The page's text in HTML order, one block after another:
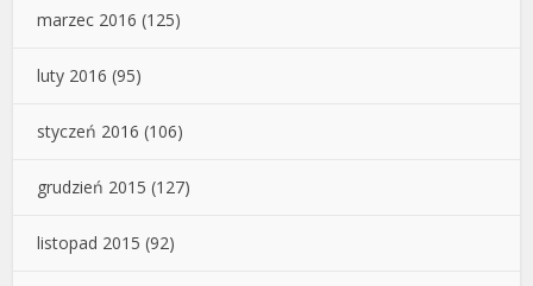
marzec 2016 (125)
luty 2016 (95)
styczeń 2016 (106)
grudzień 2015 (127)
listopad 2015 (92)